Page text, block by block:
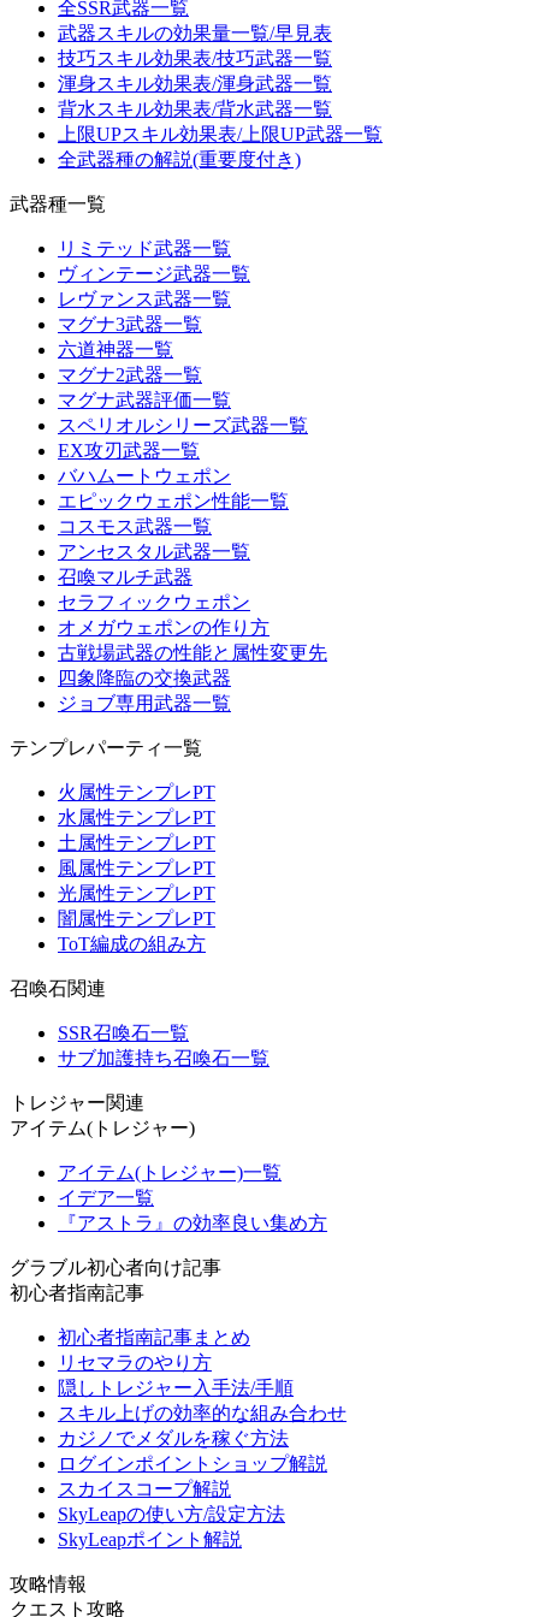
全SSR武器一覧
武器スキルの効果量一覧/早見表
技巧スキル効果表/技巧武器一覧
渾身スキル効果表/渾身武器一覧
背水スキル効果表/背水武器一覧
上限UPスキル効果表/上限UP武器一覧
全武器種の解説(重要度付き)
武器種一覧
リミテッド武器一覧
ヴィンテージ武器一覧
レヴァンス武器一覧
マグナ3武器一覧
六道神器一覧
マグナ2武器一覧
マグナ武器評価一覧
スペリオルシリーズ武器一覧
EX攻刃武器一覧
バハムートウェポン
エピックウェポン性能一覧
コスモス武器一覧
アンセスタル武器一覧
召喚マルチ武器
セラフィックウェポン
オメガウェポンの作り方
古戦場武器の性能と属性変更先
四象降臨の交換武器
ジョブ専用武器一覧
テンプレパーティ一覧
火属性テンプレPT
水属性テンプレPT
土属性テンプレPT
風属性テンプレPT
光属性テンプレPT
闇属性テンプレPT
ToT編成の組み方
召喚石関連
SSR召喚石一覧
サブ加護持ち召喚石一覧
トレジャー関連
アイテム(トレジャー)
アイテム(トレジャー)一覧
イデア一覧
『アストラ』の効率良い集め方
グラブル初心者向け記事
初心者指南記事
初心者指南記事まとめ
リセマラのやり方
隠しトレジャー入手法/手順
スキル上げの効率的な組み合わせ
カジノでメダルを稼ぐ方法
ログインポイントショップ解説
スカイスコープ解説
SkyLeapの使い方/設定方法
SkyLeapポイント解説
攻略情報
クエスト攻略